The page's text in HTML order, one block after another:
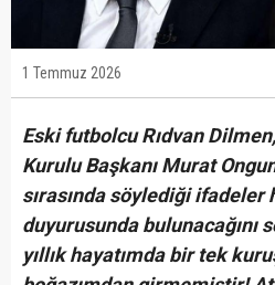
1 Temmuz 2026
Eski futbolcu Rıdvan
Kurulu Başkanı Murat
sırasında söylediği ifadeler
duyurusunda bulunacağını
yıllık hayatımda bir tek